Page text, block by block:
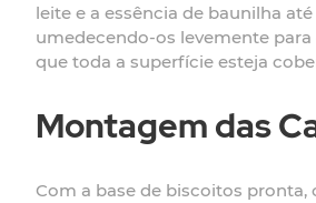
leite e a essência de baunilha
umedecendo-os levemente
que toda a superfície esteja
Montagem das
Com a base de biscoitos